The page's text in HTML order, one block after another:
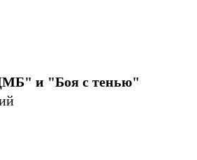
и "Боя с тенью"